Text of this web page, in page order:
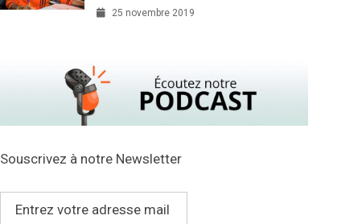
25 novembre 2019
Souscrivez à notre Newsletter